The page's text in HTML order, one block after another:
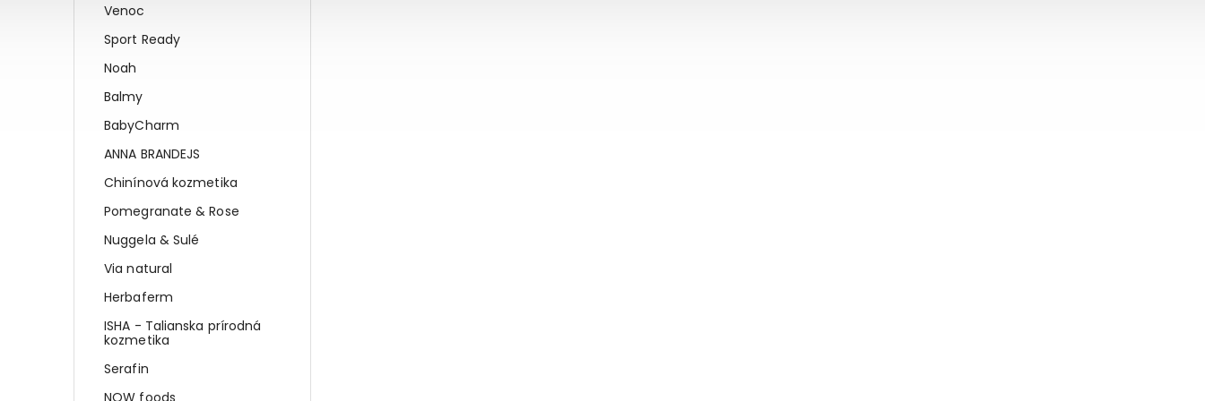
Venoc
Sport Ready
Noah
Balmy
BabyCharm
ANNA BRANDEJS
Chinínová kozmetika
Pomegranate & Rose
Nuggela & Sulé
Via natural
Herbaferm
ISHA - Talianska prírodná
kozmetika
Serafin
NOW foods